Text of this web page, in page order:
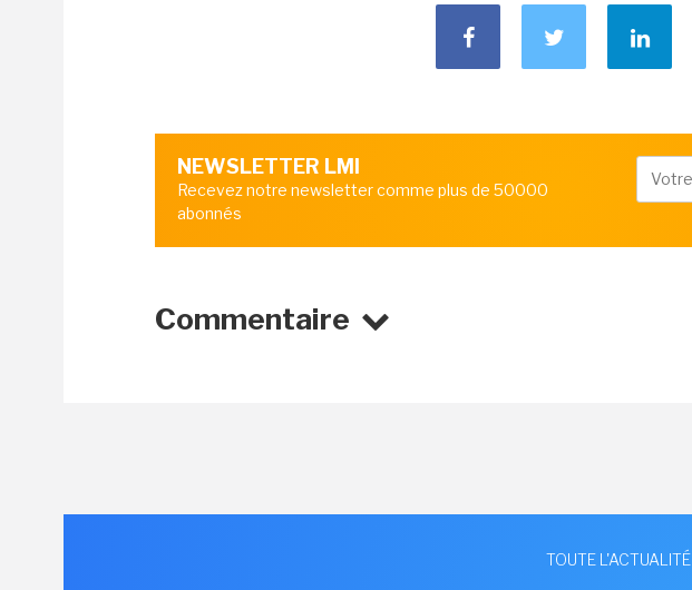
NEWSLETTER LMI
Recevez notre newsletter comme plus de 50000
abonnés
Commentaire
TOUTE L'ACTUALITÉ